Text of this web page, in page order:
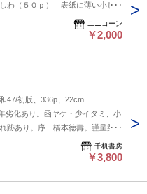
わ（５０ｐ） 表紙に薄い小しみ
ユニコーン
￥2,000
47/初版、336p、22cm
化あり。函ヤケ・少イタミ、小
跡あり。序 橋本徳壽。謹呈栞
千机書房
￥3,800